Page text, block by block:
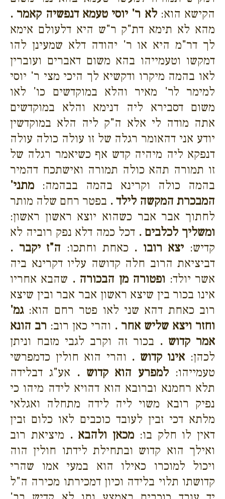
הקישא הוא:לא ר' יוסי טעמא דנפשיה קאמר .
מהא לא תימא דת"ק ר"ש היא דלעולם אימא
לך דר"מ היא או ר' יהודה דלא שמעינן להו
דמקשו וטעמייהו בהא משום דאברים ועוברין
לאו בהמה מיקרו ודקשיא לך היכי מצי ר' יוסי
למימר לר' מאיר והלא במוקדשים כו' לאו
משום דסבירא ליה דנימא והלא במוקדשים
אתה מודה לי אלא ה"ק ליה הלא במוקדשין
יודע אני דהאומר רגלה של זו עולה כולה עולה
דנפקא ליה מיהיה קדש אף כשיאמר רגלה של
זו תמורה תהא כולה תמורה ואישתכח דהמיר
בהמה כולה וקרינא בהמה בבהמה: מתני'
המבכרת המקשה לילד . בפטר רחם שלה מותר
לחתוך אבר אבר כשהוא יוצא ראשון ראשון:
ומשליך לכלבים . דכל כמה דלא נפק רוביה לא
קדיש: יצא רובו . כאחת וחתכו: ה"ז יקבר .
דביציאת הרוב חלה קדושה עליו דקרינא ביה
אשר יולד: ופטורה מן הבכורה . שהבא אחריו
אינו בכור בין שיצא ראשון אבר אבר ובין שיצא
רוב כאחת דהא שני לאו פטר רחם הוא:גמ'
וחזר ויצא שליש אחר . והרי כאן רוב: רב הונא
אמר קדוש . בכור זה וקרב לגבי מזבח וניתן
לכהן: אינו קדוש . והרי הוא חולין כדמפרשי
טעמייהו: למפרע הוא קדוש . אע"ג דבלידה
תלא רחמנא וברובא הוא דהויא לידה מיהו כי
נפיק רובא משוי ליה לידה מתחלה ואגלאי
מלתא דכי זבין לעובד כוכבים לאו כלום זבין
דאין לו חלק בו: מכאן ולהבא . מיציאת רוב
ואילך הוא קדוש ובתחילת לידתו חולין הוה
ויכול למוכרו כאילו הוא במעי אמו שהרי
קדושתו תלוי בלידה וכיון דמכירתו מכירה ה"ל